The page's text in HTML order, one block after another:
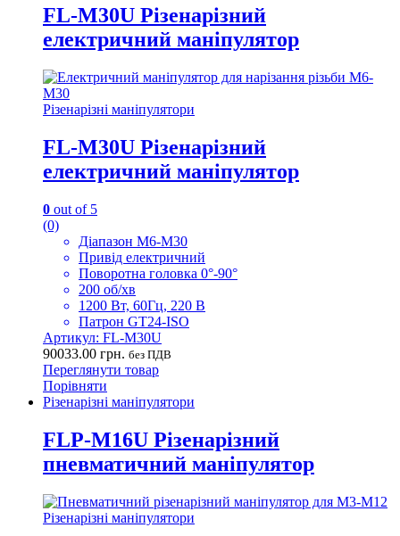
FL-M30U Різенарізний
електричний маніпулятор
Різенарізні маніпулятори
FL-M30U Різенарізний
електричний маніпулятор
0 out of 5
(0)
Діапазон M6-M30
Привід електричний
Поворотна головка 0°-90°
200 об/хв
1200 Вт, 60Гц, 220 В
Патрон GT24-ISO
Артикул: FL-M30U
90033.00 грн. без ПДВ
Переглянути товар
Порівняти
Різенарізні маніпулятори
FLP-M16U Різенарізний
пневматичний маніпулятор
Різенарізні маніпулятори